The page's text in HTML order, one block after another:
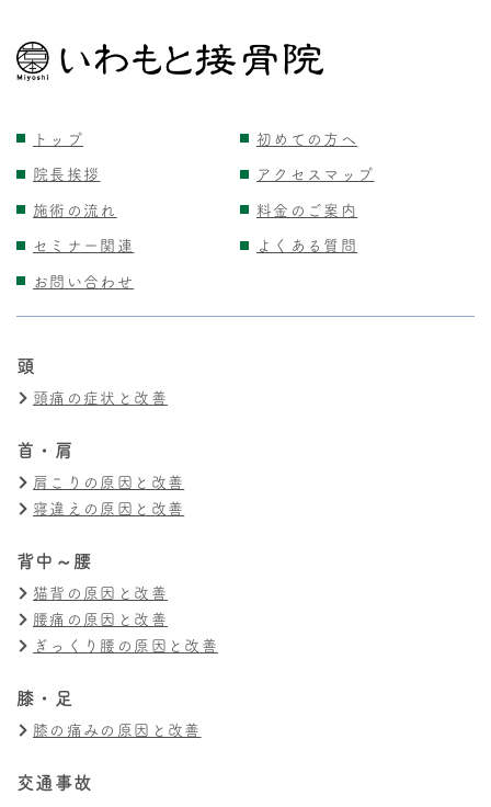
トップ
初めての方へ
院長挨拶
アクセスマップ
施術の流れ
料金のご案内
セミナー関連
よくある質問
お問い合わせ
頭
頭痛の症状と改善
首・肩
肩こりの原因と改善
寝違えの原因と改善
背中～腰
猫背の原因と改善
腰痛の原因と改善
ぎっくり腰の原因と改善
膝・足
膝の痛みの原因と改善
交通事故